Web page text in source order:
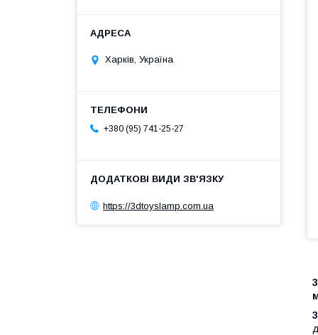
Харків, Україна
+380 (95) 741-25-27
https://3dtoyslamp.com.ua